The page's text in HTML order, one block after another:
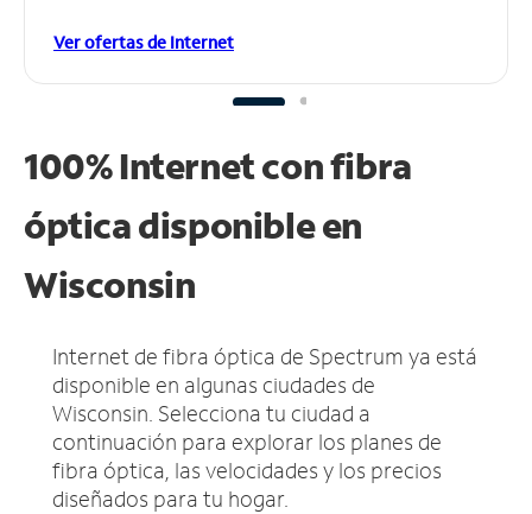
Ver ofertas de Internet
100% Internet con fibra
óptica disponible en
Wisconsin
Internet de fibra óptica de Spectrum ya está
disponible en algunas ciudades de
Wisconsin. Selecciona tu ciudad a
continuación para explorar los planes de
fibra óptica, las velocidades y los precios
diseñados para tu hogar.